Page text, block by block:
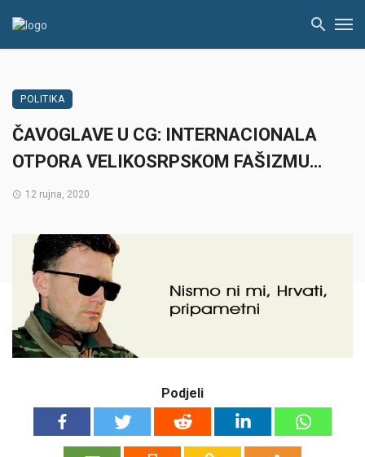
POLITIKA
ČAVOGLAVE U CG: INTERNACIONALA
OTPORA VELIKOSRPSKOM FAŠIZMU…
12 rujna, 2020
Podjeli